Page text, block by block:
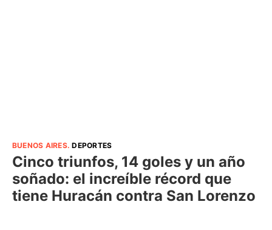
BUENOS AIRES.DEPORTES
Cinco triunfos, 14 goles y un año
soñado: el increíble récord que
tiene Huracán contra San Lorenzo